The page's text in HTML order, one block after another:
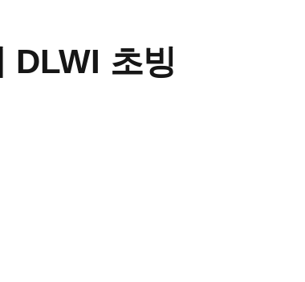
DLWI 초빙